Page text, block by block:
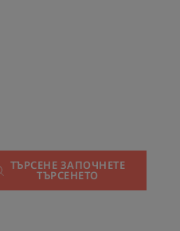
ТЪРСЕНЕ ЗАПОЧНЕТЕ
ТЪРСЕНЕТО